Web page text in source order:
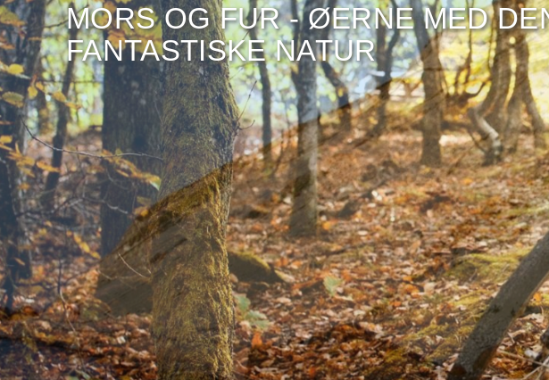
MORS OG FUR - ØERNE MED
FANTASTISKE NATUR